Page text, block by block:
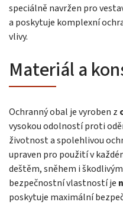
speciálně navržen pro
a poskytuje komplexní
vlivy.
Materiál a
Ochranný obal je vyroben z
vysokou odolností proti
životnost a spolehlivou
upraven pro použití v
deštěm, sněhem i
bezpečnostní vlastností je
poskytuje maximální